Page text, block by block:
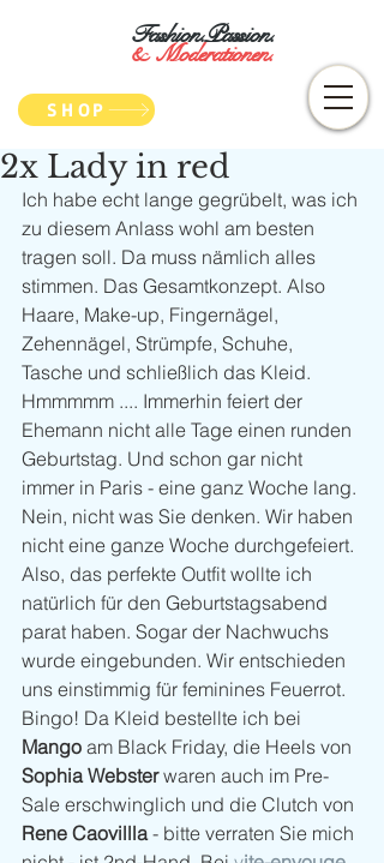
Fashion.Passion.
&Moderationen.
SHOP
2x Lady in red
Ich habe echt lange gegrübelt, was ich
zu diesem Anlass wohl am besten
tragen soll. Da muss nämlich alles
stimmen. Das Gesamtkonzept. Also
Haare, Make-up, Fingernägel,
Zehennägel, Strümpfe, Schuhe,
Tasche und schließlich das Kleid.
Hmmmmm .... Immerhin feiert der
Ehemann nicht alle Tage einen runden
Geburtstag. Und schon gar nicht
immer in Paris - eine ganz Woche lang.
Nein, nicht was Sie denken. Wir haben
nicht eine ganze Woche durchgefeiert.
Also, das perfekte Outfit wollte ich
natürlich für den Geburtstagsabend
parat haben. Sogar der Nachwuchs
wurde eingebunden. Wir entschieden
uns einstimmig für feminines Feuerrot.
Bingo! Da Kleid bestellte ich bei
Mango am Black Friday, die Heels von
Sophia Webster waren auch im Pre-
Sale erschwinglich und die Clutch von
Rene Caovillla - bitte verraten Sie mich